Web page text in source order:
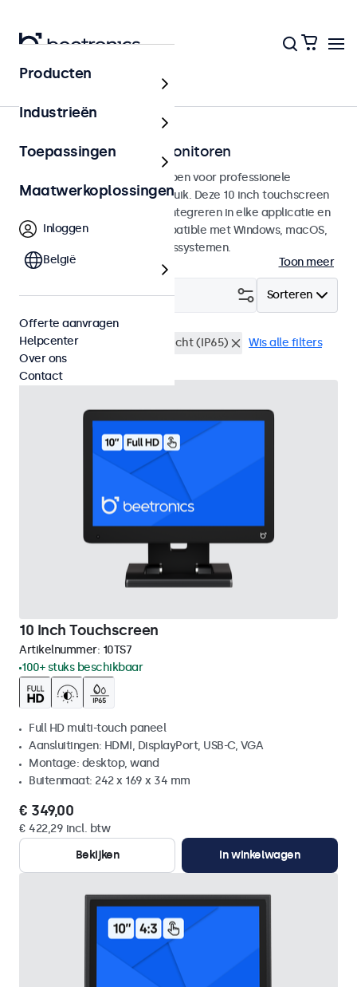
Touchscreens
10 inch touchscreen monitoren
10 inch touchscreens ontworpen voor professionele
toepassingen en continu gebruik. Deze 10 inch touchscreen
monitoren zijn eenvoudig te integreren in elke applicatie en
iedere omgeving en zijn compatible met Windows, macOS,
ChromeOS en Linux besturingssystemen.
Toon meer
Sorteren
Filter (4)
10 inch touchscreens Stofdicht (IP65) Wis alle filters
10 Inch Touchscreen
Artikelnummer: 10TS7
100+ stuks beschikbaar
Full HD multi-touch paneel
Aansluitingen: HDMI, DisplayPort, USB-C, VGA
Montage: desktop, wand
Buitenmaat: 242 x 169 x 34 mm
€ 349,00
€ 422,29 incl. btw
Bekijken
In winkelwagen
Producten
Industrieën
Toepassingen
Maatwerkoplossingen
Inloggen
België
Offerte aanvragen
Helpcenter
Over ons
Contact